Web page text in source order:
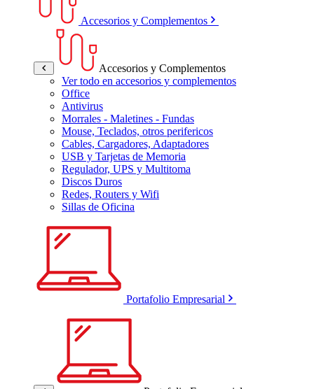
Accesorios y Complementos
Accesorios y Complementos
Ver todo en accesorios y complementos
Office
Antivirus
Morrales - Maletines - Fundas
Mouse, Teclados, otros perifericos
Cables, Cargadores, Adaptadores
USB y Tarjetas de Memoria
Regulador, UPS y Multitoma
Discos Duros
Redes, Routers y Wifi
Sillas de Oficina
Portafolio Empresarial